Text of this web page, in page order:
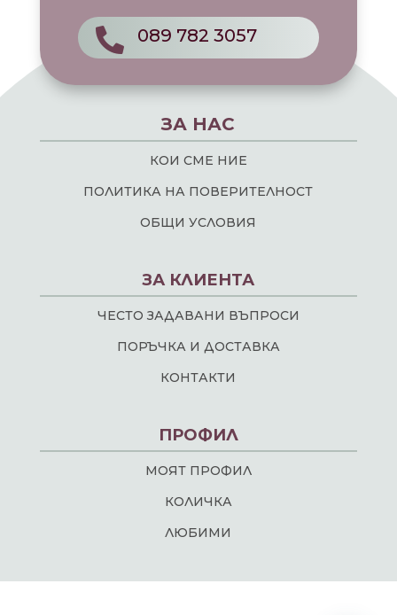
 089 782 3057
ЗА НАС
КОИ СМЕ НИЕ
ПОЛИТИКА НА ПОВЕРИТЕЛНОСТ
ОБЩИ УСЛОВИЯ
ЗА КЛИЕНТА
ЧЕСТО ЗАДАВАНИ ВЪПРОСИ
ПОРЪЧКА И ДОСТАВКА
КОНТАКТИ
ПРОФИЛ
МОЯТ ПРОФИЛ
КОЛИЧКА
ЛЮБИМИ